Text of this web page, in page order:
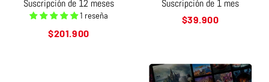
Suscripción de 12 meses
1 reseña
Precio
$201.900
Suscripción de 1 mes
Precio
$39.900